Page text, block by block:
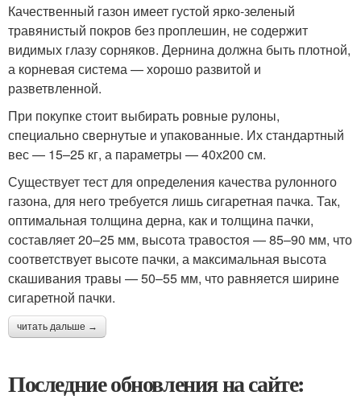
Качественный газон имеет густой ярко-зеленый
травянистый покров без проплешин, не содержит
видимых глазу сорняков. Дернина должна быть плотной,
а корневая система — хорошо развитой и
разветвленной.
При покупке стоит выбирать ровные рулоны,
специально свернутые и упакованные. Их стандартный
вес — 15–25 кг, а параметры — 40х200 см.
Существует тест для определения качества рулонного
газона, для него требуется лишь сигаретная пачка. Так,
оптимальная толщина дерна, как и толщина пачки,
составляет 20–25 мм, высота травостоя — 85–90 мм, что
соответствует высоте пачки, а максимальная высота
скашивания травы — 50–55 мм, что равняется ширине
сигаретной пачки.
читать дальше →
Последние обновления на сайте: